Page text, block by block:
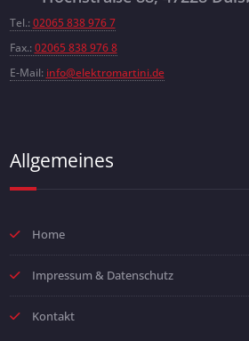
Tel.: 02065 838 976 7
Fax.: 02065 838 976 8
E-Mail: info@elektromartini.de
Allgemeines
Home
Impressum & Datenschutz
Kontakt